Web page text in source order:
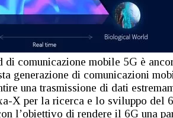
comunicazione mobile 5G è
generazione di comunicazioni
una trasmissione di dati
X per la ricerca e lo sviluppo del
l’obiettivo di rendere il 6G una